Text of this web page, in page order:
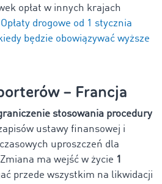
opłat w innych krajach
Opłaty drogowe od 1 stycznia
będzie obowiązywać wyższe
– Francja
stosowania procedury
ustawy finansowej i
uproszczeń dla
ma wejść w życie 1
przede wszystkim na likwidacji